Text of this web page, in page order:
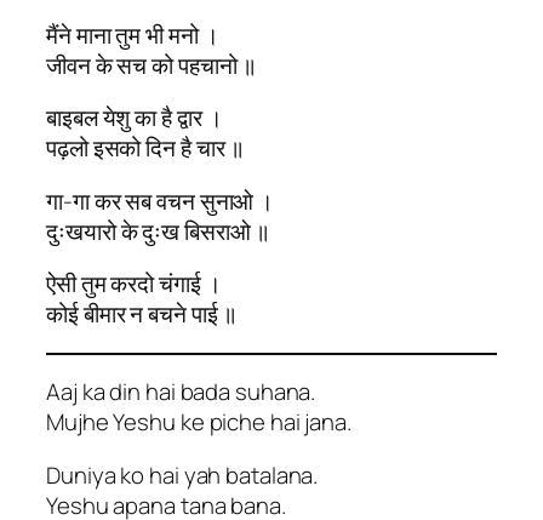
मैंने माना तुम भी मनो ।
जीवन के सच को पहचानो ॥
बाइबल येशु का है द्वार ।
पढ़लो इसको दिन है चार ॥
गा-गा कर सब वचन सुनाओ ।
दुःखयारो के दुःख बिसराओ ॥
ऐसी तुम करदो चंगाई ।
कोई बीमार न बचने पाई ॥
Aaj ka din hai bada suhana.
Mujhe Yeshu ke piche hai jana.
Duniya ko hai yah batalana.
Yeshu apana tana bana.